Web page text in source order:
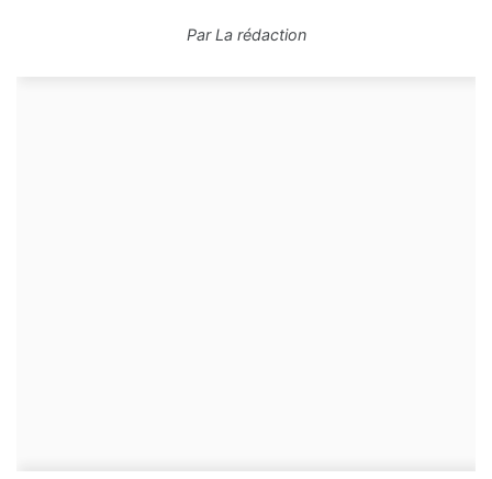
ParLa rédaction